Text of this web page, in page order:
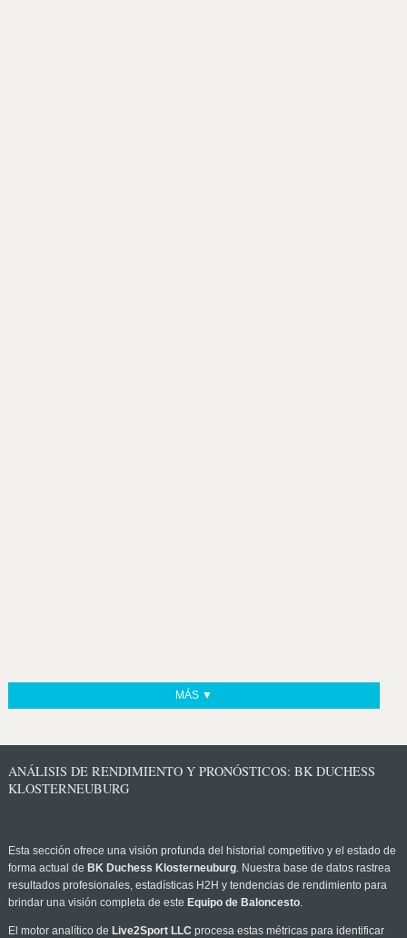
MÁS ▼
ANÁLISIS DE RENDIMIENTO Y PRONÓSTICOS: BK DUCHESS
KLOSTERNEUBURG
Esta sección ofrece una visión profunda del historial competitivo y el estado de
forma actual de BK Duchess Klosterneuburg. Nuestra base de datos rastrea
resultados profesionales, estadísticas H2H y tendencias de rendimiento para
brindar una visión completa de este Equipo de Baloncesto.
El motor analítico de Live2Sport LLC procesa estas métricas para identificar